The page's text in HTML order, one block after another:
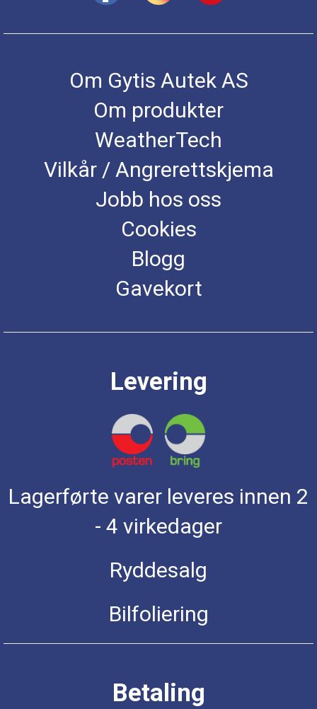
Om Gytis Autek AS
Om produkter
WeatherTech
Vilkår / Angrerettskjema
Jobb hos oss
Cookies
Blogg
Gavekort
Levering
Lagerførte varer leveres innen 2
- 4 virkedager
Ryddesalg
Bilfoliering
Betaling